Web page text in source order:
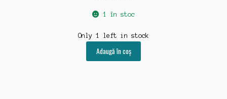
1 în stoc
Only 1 left in stock
Adaugă în coș